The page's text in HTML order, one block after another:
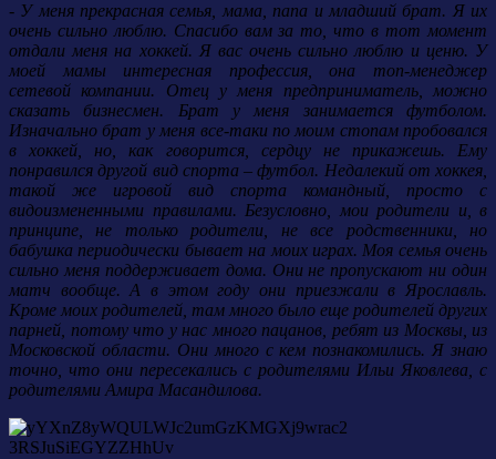
- У меня прекрасная семья, мама, папа и младший брат. Я их
очень сильно люблю. Спасибо вам за то, что в тот момент
отдали меня на хоккей. Я вас очень сильно люблю и ценю. У
моей мамы интересная профессия, она топ-менеджер
сетевой компании. Отец у меня предприниматель, можно
сказать бизнесмен. Брат у меня занимается футболом.
Изначально брат у меня все-таки по моим стопам пробовался
в хоккей, но, как говорится, сердцу не прикажешь. Ему
понравился другой вид спорта – футбол. Недалекий от хоккея,
такой же игровой вид спорта командный, просто с
видоизмененными правилами. Безусловно, мои родители и, в
принципе, не только родители, не все родственники, но
бабушка периодически бывает на моих играх. Моя семья очень
сильно меня поддерживает дома. Они не пропускают ни один
матч вообще. А в этом году они приезжали в Ярославль.
Кроме моих родителей, там много было еще родителей других
парней, потому что у нас много пацанов, ребят из Москвы, из
Московской области. Они много с кем познакомились. Я знаю
точно, что они пересекались с родителями Ильи Яковлева, с
родителями Амира Масандилова.